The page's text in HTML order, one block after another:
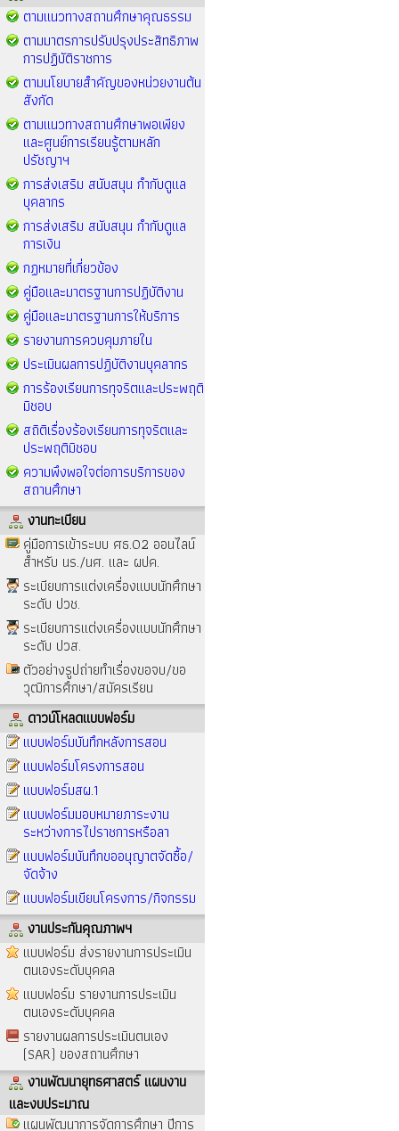
ตามแนวทางสถานศึกษาคุณธรรม
ตามมาตรการปรับปรุงประสิทธิภาพ
การปฏิบัติราชการ
ตามนโยบายสำคัญของหน่วยงานต้น
สังกัด
ตามแนวทางสถานศึกษาพอเพียง
และศูนย์การเรียนรู้ตามหลัก
ปรัชญาฯ
การส่งเสริม สนับสนุน กำกับดูแล
บุคลากร
การส่งเสริม สนับสนุน กำกับดูแล
การเงิน
กฏหมายที่เกี่ยวข้อง
คู่มือและมาตรฐานการปฏิบัติงาน
คู่มือและมาตรฐานการให้บริการ
รายงานการควบคุมภายใน
ประเมินผลการปฏิบัติงานบุคลากร
การร้องเรียนการทุจริตและประพฤติ
มิชอบ
สถิติเรื่องร้องเรียนการทุจริตและ
ประพฤติมิชอบ
ความพึงพอใจต่อการบริการของ
สถานศึกษา
งานทะเบียน
คู่มือการเข้าระบบ ศธ.02 ออนไลน์
สำหรับ นร./นศ. และ ผปค.
ระเบียบการแต่งเครื่องแบบนักศึกษา
ระดับ ปวช.
ระเบียบการแต่งเครื่องแบบนักศึกษา
ระดับ ปวส.
ตัวอย่างรูปถ่ายทำเรื่องขอจบ/ขอ
วุฒิการศึกษา/สมัครเรียน
ดาวน์โหลดแบบฟอร์ม
แบบฟอร์มบันทึกหลังการสอน
แบบฟอร์มโครงการสอน
แบบฟอร์มสผ.1
แบบฟอร์มมอบหมายภาระงาน
ระหว่างการไปราชการหรือลา
แบบฟอร์มบันทึกขออนุญาตจัดซื้อ/
จัดจ้าง
แบบฟอร์มเขียนโครงการ/กิจกรรม
งานประกันคุณภาพฯ
แบบฟอร์ม ส่งรายงานการประเมิน
ตนเองระดับบุคคล
แบบฟอร์ม รายงานการประเมิน
ตนเองระดับบุคคล
รายงานผลการประเมินตนเอง
(SAR) ของสถานศึกษา
งานพัฒนายุทธศาสตร์ แผนงาน
และงบประมาณ
แผนพัฒนาการจัดการศึกษา ปีการ